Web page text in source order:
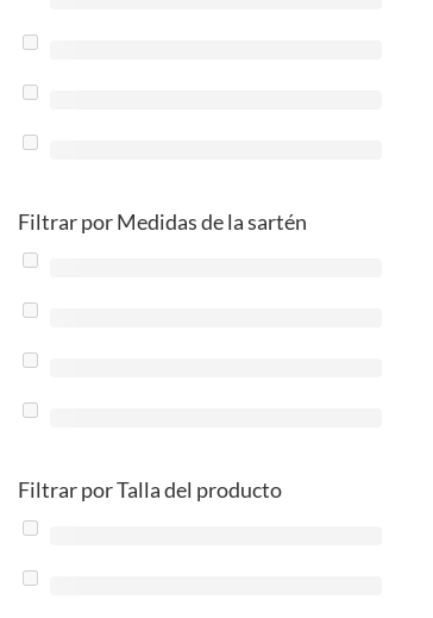
Filtrar por Medidas de la sartén
Filtrar por Talla del producto